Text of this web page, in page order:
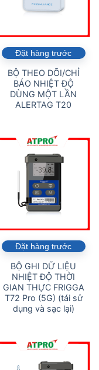
Đặt hàng trước
BỘ THEO DÕI/CHỈ
BÁO NHIỆT ĐỘ
DÙNG MỘT LẦN
ALERTAG T20
Đặt hàng trước
BỘ GHI DỮ LIỆU
NHIỆT ĐỘ THỜI
GIAN THỰC FRIGGA
T72 Pro (5G) (tái sử
dụng và sạc lại)